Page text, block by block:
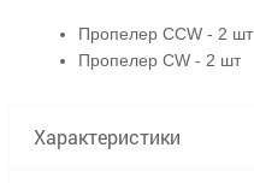
Пропелер CCW - 2 шт
Пропелер CW - 2 шт
Характеристики